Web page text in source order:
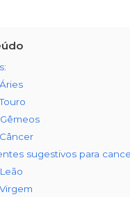
sugestivos para